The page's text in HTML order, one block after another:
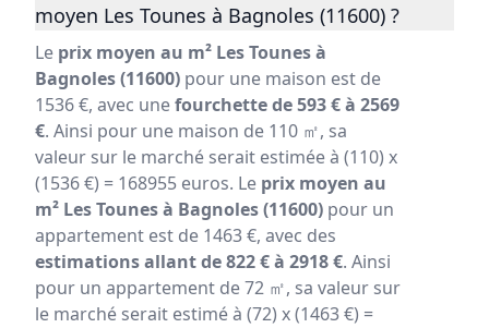
moyen Les Tounes à Bagnoles (11600) ?
Le prix moyen au m² Les Tounes à
Bagnoles (11600) pour une maison est de
1536 €, avec unefourchette de 593 € à 2569
€. Ainsi pour une maison de 110 ㎡, sa
valeur sur le marché serait estimée à (110) x
(1536 €) = 168955 euros. Le prix moyen au
m² Les Tounes à Bagnoles (11600) pour un
appartement est de 1463 €, avec des
estimations allant de 822 € à 2918 €. Ainsi
pour un appartement de 72 ㎡, sa valeur sur
le marché serait estimé à (72) x (1463 €) =